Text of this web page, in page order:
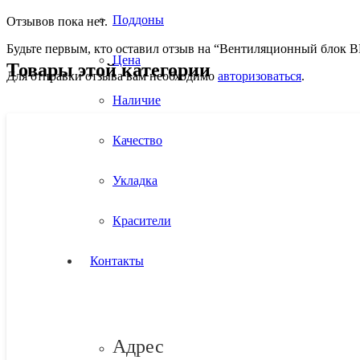
Поддоны
Цена
Наличие
Качество
Укладка
Красители
Контакты
Адрес
Отзывов пока нет.
Будьте первым, кто оставил отзыв на “Вентиляционный блок
Для отправки отзыва вам необходимо авторизоваться.
Товары этой категории